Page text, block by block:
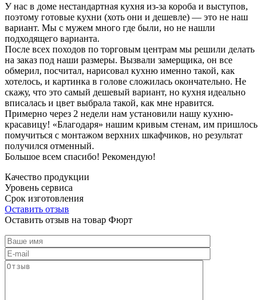
У нас в доме нестандартная кухня из-за короба и выступов,
поэтому готовые кухни (хоть они и дешевле) — это не наш
вариант. Мы с мужем много где были, но не нашли
подходящего варианта.
После всех походов по торговым центрам мы решили делать
на заказ под наши размеры. Вызвали замерщика, он все
обмерил, посчитал, нарисовал кухню именно такой, как
хотелось, и картинка в голове сложилась окончательно. Не
скажу, что это самый дешевый вариант, но кухня идеально
вписалась и цвет выбрала такой, как мне нравится.
Примерно через 2 недели нам установили нашу кухню-
красавицу! «Благодаря» нашим кривым стенам, им пришлось
помучиться с монтажом верхних шкафчиков, но результат
получился отменный.
Большое всем спасибо! Рекомендую!
Качество продукции
Уровень сервиса
Срок изготовления
Оставить отзыв
Оставить отзыв на товар Фюрт